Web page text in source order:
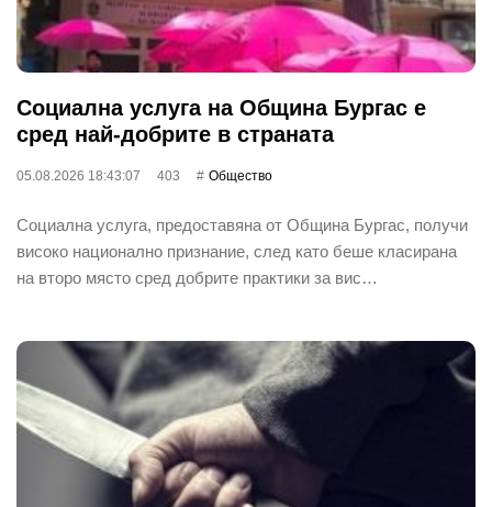
Социална услуга на Община Бургас е
сред най-добрите в страната
05.08.2026 18:43:07 403 Общество
Социална услуга, предоставяна от Община Бургас, получи
високо национално признание, след като беше класирана
на второ място сред добрите практики за вис…